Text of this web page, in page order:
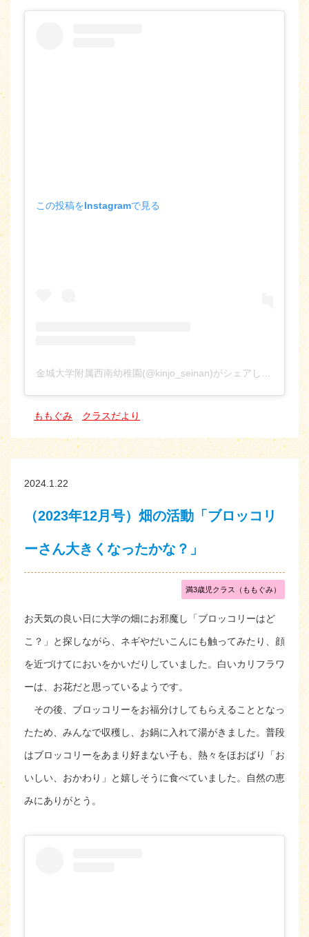
この投稿をInstagramで見る
金城大学附属西南幼稚園(@kinjo_seinan)がシェアした投稿
ももぐみ クラスだより
2024.1.22
（2023年12月号）畑の活動「ブロッコリ
ーさん大きくなったかな？」
満3歳児クラス（ももぐみ）
お天気の良い日に大学の畑にお邪魔し「ブロッコリーはど
こ？」と探しながら、ネギやだいこんにも触ってみたり、顔
を近づけてにおいをかいだりしていました。白いカリフラワ
ーは、お花だと思っているようです。
その後、ブロッコリーをお福分けしてもらえることとなっ
たため、みんなで収穫し、お鍋に入れて湯がきました。普段
はブロッコリーをあまり好まない子も、熱々をほおばり「お
いしい、おかわり」と嬉しそうに食べていました。自然の恵
みにありがとう。